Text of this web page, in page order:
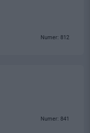
Numer: 812
Numer: 841